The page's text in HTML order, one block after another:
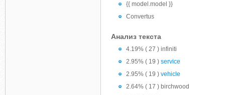
{{ model.model }}
Convertus
Анализ текста
4.19% ( 27 ) infiniti
2.95% ( 19 ) service
2.95% ( 19 ) vehicle
2.64% ( 17 ) birchwood